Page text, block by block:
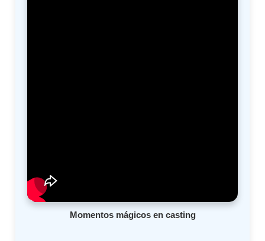
Momentos mágicos en casting